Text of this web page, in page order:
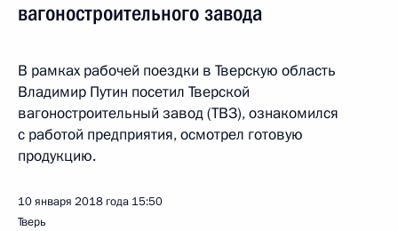
вагоностроительного завода
В рамках рабочей поездки в Тверскую область
Владимир Путин посетил Тверской
вагоностроительный завод (ТВЗ), ознакомился
с работой предприятия, осмотрел готовую
продукцию.
10 января 2018 года 15:50
Тверь